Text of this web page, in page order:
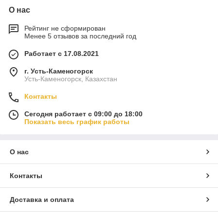
О нас
Рейтинг не сформирован
Менее 5 отзывов за последний год
Работает с 17.08.2021
г. Усть-Каменогорск
Усть-Каменогорск, Казахстан
Контакты
Сегодня работает с 09:00 до 18:00
Показать весь график работы
О нас
Контакты
Доставка и оплата